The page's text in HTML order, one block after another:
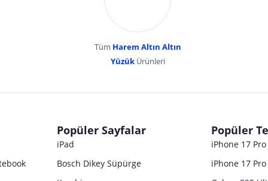
YENİBOSNA MERKEZ MAH LADİN SOK
Tüm Harem Altın Altın
YüzükÜrünleri
Popüler Sayfalar
iPad
Bosch Dikey Süpürge
Popüler
iPhone 17
iPhone 17 Pro